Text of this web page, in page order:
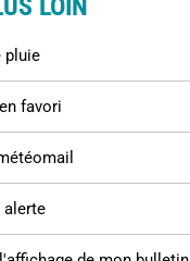
LOIN
pluie
alerte